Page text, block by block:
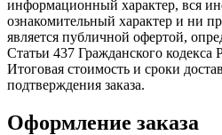
информационный характер, вся
ознакомительный характер и ни
является публичной офертой,
Статьи 437 Гражданского кодекса
Итоговая стоимость и сроки
подтверждения заказа.
Оформление заказа